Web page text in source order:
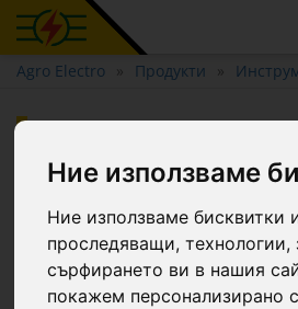
Ние използваме
Ние използваме бисквитки
проследяващи,
сърфирането ви в нашия
покажем персонализирано
Agro Electro Продукти
Нож за копита с
острие, за дясна